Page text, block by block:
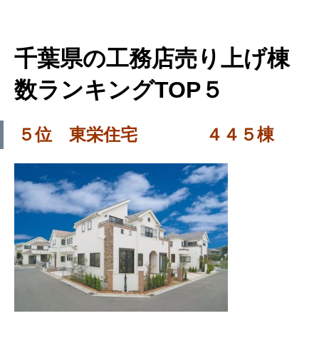
千葉県の工務店売り上げ棟
数ランキングTOP５
５位 東栄住宅 ４４５棟